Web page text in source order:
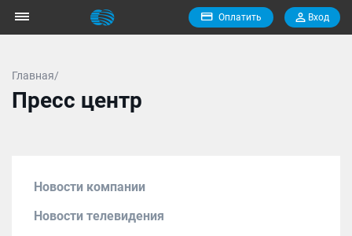
Оплатить Вход
Главная/
Пресс центр
Новости компании
Новости телевидения